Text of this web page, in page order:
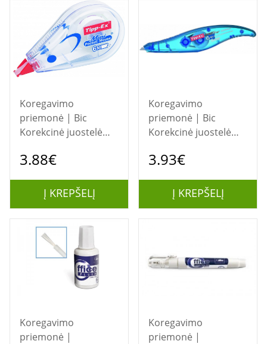
Koregavimo
priemonė | Bic
Korekcinė juostelė
mm x 6 m, 1 vnt.
3.88€
Į KREPŠELĮ
Koregavimo
priemonė | Bic
Korekcinė juostelė
m, 1 vnt. 101385
3.93€
Į KREPŠELĮ
Koregavimo
priemonė |
Koregavimo
priemonė |